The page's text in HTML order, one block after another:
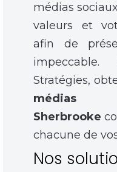
médias
valeurs et
afin de
Stratégies,
Sherbrooke
chacune de
Nos